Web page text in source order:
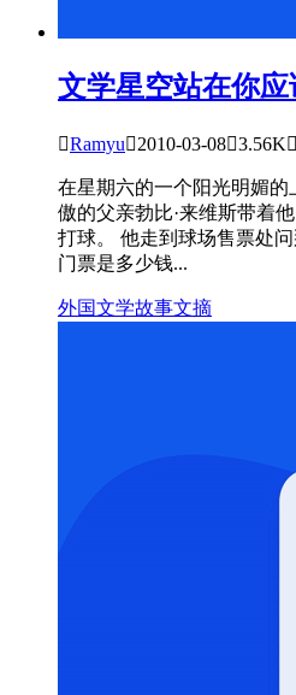
文学星空站在你
Ramyu2010-03-083.56K
在星期六的一个阳光明媚
傲的父亲勃比·来维斯带着
打球。 他走到球场售票处
门票是多少钱...
外国文学故事文摘